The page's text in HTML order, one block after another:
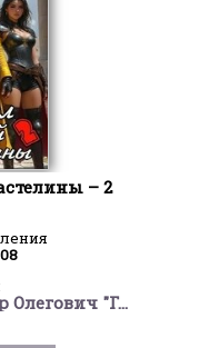
– 2
Курзанцев Александр Олегович "Горный мастер"